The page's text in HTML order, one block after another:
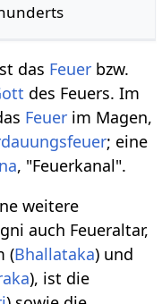
das Feuer bzw.
des Feuers. Im
Feuer im Magen,
; eine
, "Feuerkanal".
weitere
auch Feueraltar,
(Bhallataka) und
), ist die